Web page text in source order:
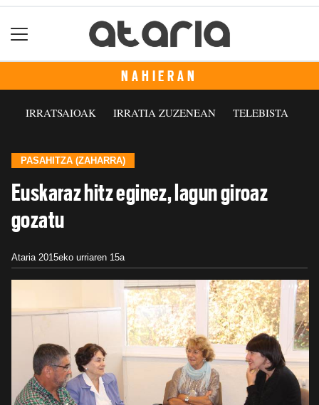
NAHIERAN
IRRATSAIOAK IRRATIA ZUZENEAN TELEBISTA
PASAHITZA (ZAHARRA)
Euskaraz hitz eginez, lagun giroaz
gozatu
Ataria 2015eko urriaren 15a